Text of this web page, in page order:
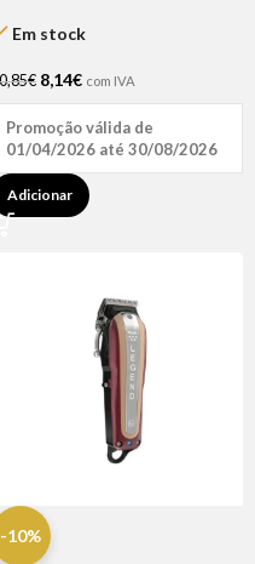
Em stock
€ 8,14€ com IVA
Promoção válida de
01/04/2026 até 30/08/2026
Adicionar
-10%